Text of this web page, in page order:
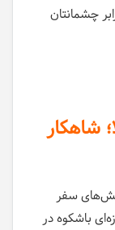
چشمانتان
سفر
باشکوه در